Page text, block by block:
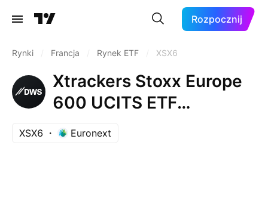
Rozpocznij
Rynki Francja Rynek ETF XSX6
Xtrackers Stoxx Europe
600 UCITS ETF
Capitalisation 1C
XSX6 Euronext